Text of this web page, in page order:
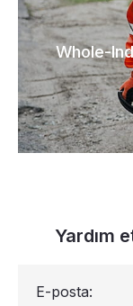
Whole-
Yardım
E-posta: